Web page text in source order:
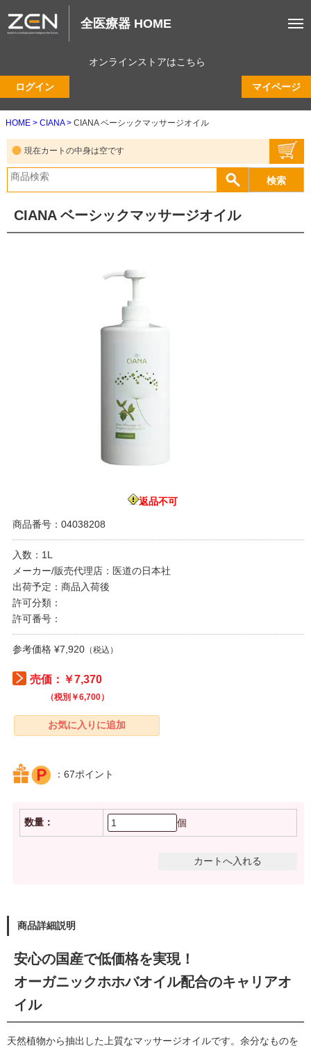
全医療器 HOME
オンラインストアはこちら
ログイン マイページ
HOME CIANA CIANA ベーシックマッサージオイル
現在カートの中身は空です
CIANA ベーシックマッサージオイル
返品不可
商品番号：04038208
入数：1L
メーカー/販売代理店：医道の日本社
出荷予定：商品入荷後
許可分類：
許可番号：
参考価格 ¥7,920 （税込）
売価：￥7,370
（税別￥6,700）
：67ポイント
数量： 個
商品詳細説明
安心の国産で低価格を実現！
オーガニックホホバオイル配合のキャリアオ
イル
天然植物から抽出した上質なマッサージオイルです。余分なものを